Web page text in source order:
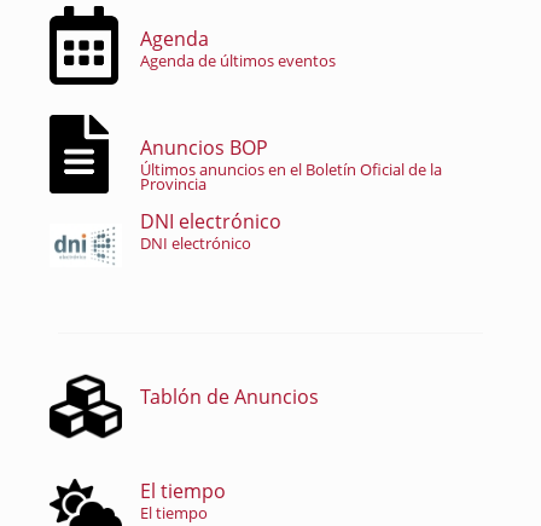
Agenda
Agenda de últimos eventos
Anuncios BOP
Últimos anuncios en el Boletín Oficial de la
Provincia
DNI electrónico
DNI electrónico
Tablón de Anuncios
El tiempo
El tiempo